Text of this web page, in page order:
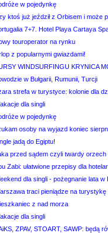
w pojedynkę
ktoś już jeździł z Orbisem i może
7+7. Hotel Playa Cartaya
touroperator na rynku
z popularnymi gwiazdami!
WINDSURFINGU KRYNICA
w Bułgarii, Rumunii, Turcji
strefa w turystyce: kolonie dla
dla singli
w pojedynkę
osoby na wyjazd koniec
jadą do Egiptu!
przed sądem czyli twardy orzech
Zabi: ułatwione przepisy dla
dla singli - pożegnanie lata w
traci pieniądze na turystykę
z nad morza
dla singli
ZPAV, STOART, SAWP: będą